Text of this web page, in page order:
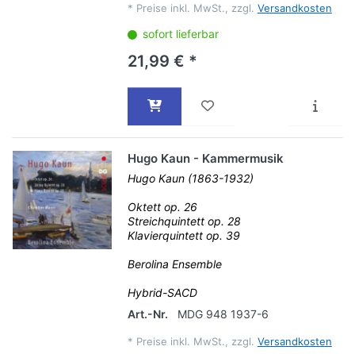
* Preise inkl. MwSt., zzgl. Versandkosten
sofort lieferbar
21,99 € *
Hugo Kaun - Kammermusik
Hugo Kaun (1863-1932)
Oktett op. 26
Streichquintett op. 28
Klavierquintett op. 39
Berolina Ensemble
Hybrid-SACD
Art.-Nr.
MDG 948 1937-6
* Preise inkl. MwSt., zzgl. Versandkosten